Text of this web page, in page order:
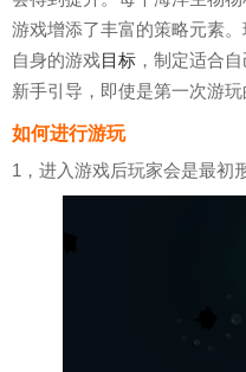
游戏增添了丰富的策略元素
自身的游戏目标 ，制定适合
新手引导，即使是第一次游
如何进行游玩
1，进入游戏后玩家会是最初